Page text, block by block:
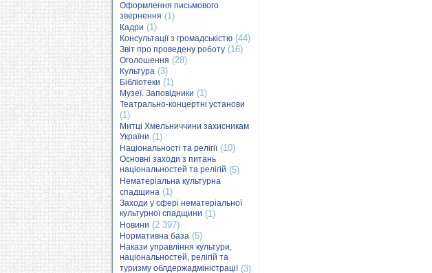
Оформлення письмового
звернення (1)
Кадри (1)
Консультації з громадськістю (44)
Звіт про проведену роботу (16)
Оголошення (28)
Культура (3)
Бібліотеки (1)
Музеї. Заповідники (1)
Театрально-концертні установи
(1)
Митці Хмельниччини захисникам
України (1)
Національності та релігії(10)
Основні заходи з питань
національностей та релігій (5)
Нематеріальна культурна
спадщина (1)
Заходи у сфері нематеріальної
культурної спадщини (1)
Новини (2 397)
Нормативна база (5)
Накази управління культури,
національностей, релігій та
туризму облдержадміністрації(3)